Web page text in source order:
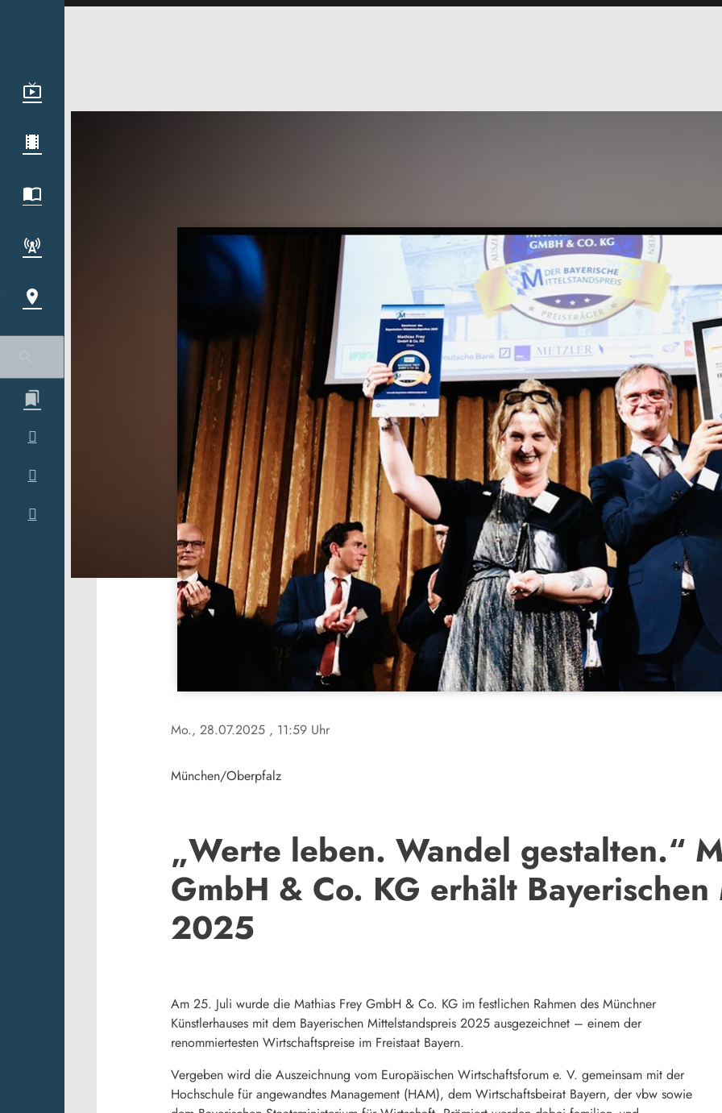
Mo., 28.07.2025 , 11:59 Uhr
München/Oberpfalz
„Werte leben. Wandel gestalten.“
GmbH & Co. KG erhält
2025
Am 25. Juli wurde die Mathias Frey GmbH & Co. KG im festlichen Rahmen des Münchner
Künstlerhauses mit dem Bayerischen Mittelstandspreis 2025 ausgezeichnet – einem der
renommiertesten Wirtschaftspreise im Freistaat Bayern.
Vergeben wird die Auszeichnung vom Europäischen Wirtschaftsforum e. V. gemeinsam mit der
Hochschule für angewandtes Management (HAM), dem Wirtschaftsbeirat Bayern, der vbw sowie